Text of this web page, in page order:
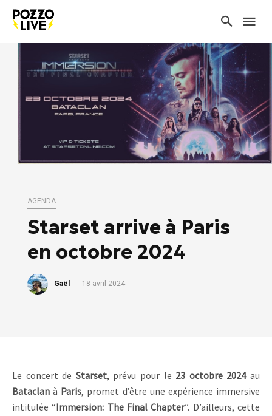
AGENDA
Starset arrive à Paris
en octobre 2024
Gaël 18 avril 2024
Le concert de Starset, prévu pour le 23 octobre 2024au
Bataclan à Paris, promet d’être une expérience immersive
intitulée “Immersion: The Final Chapter”. D’ailleurs, cette